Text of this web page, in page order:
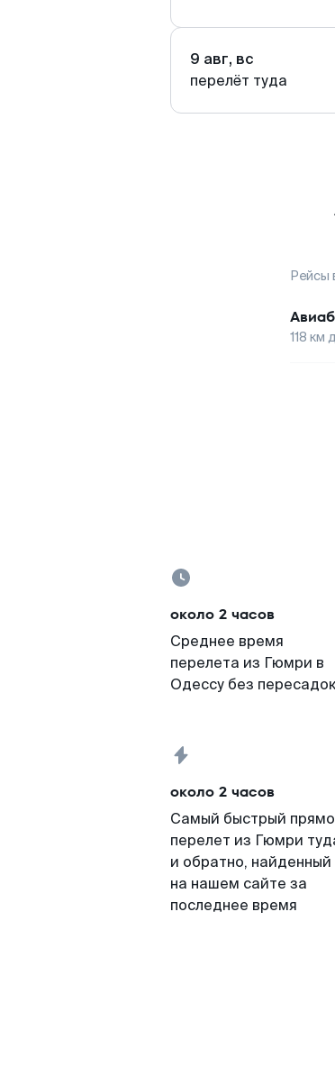
9 авг, вс
перелёт туда
Рейсы
118 км
около 2 часов
Среднее время
перелета из Гюмри в
Одессу без
около 2 часов
Самый быстрый
перелет из Гюмри
и обратно, найденный
на нашем сайте за
последнее время